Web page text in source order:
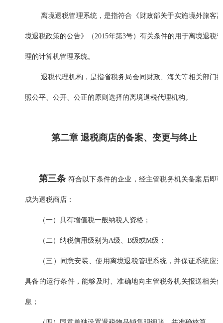
离境退税管理系统，是指符合《财政部关于实施境外旅客离
境退税政策的公告》（2015年第3号）有关条件的用于离境退税管
理的计算机管理系统。
退税代理机构，是指省税务局会同财政、海关等相关部门按
照公平、公开、公正的原则选择的离境退税代理机构。
第二章 退税商店的备案、变更与终止
第三条 符合以下条件的企业，经主管税务机关备案后即
成为退税商店：
（一）具有增值税一般纳税人资格；
（二）纳税信用级别为A级、B级或M级；
（三）同意安装、使用离境退税管理系统，并保证系统应当
具备的运行条件，能够及时、准确地向主管税务机关报送相关信
息；